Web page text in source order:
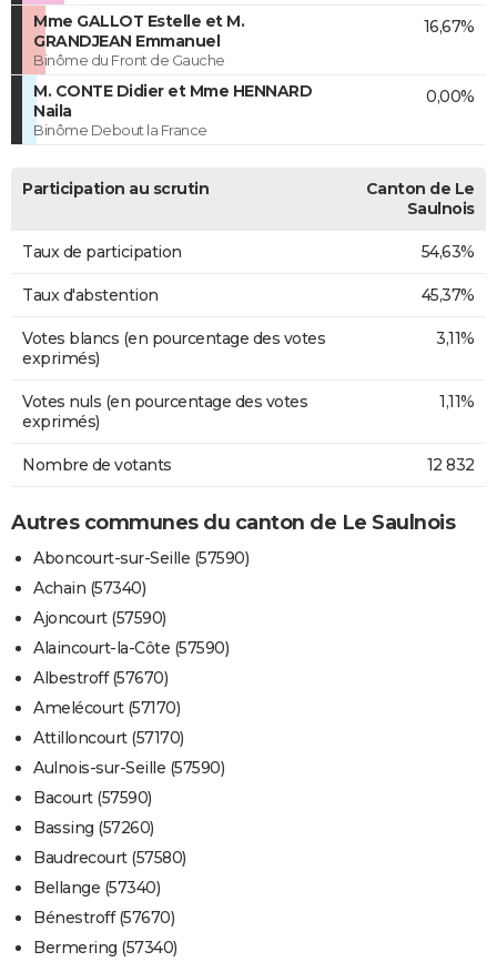
Mme GALLOT Estelle et M.
GRANDJEAN Emmanuel
Binôme du Front de Gauche
16,67%
M. CONTE Didier et Mme HENNARD
Naila
Binôme Debout la France
0,00%
Participation au scrutin
Canton de Le
Saulnois
Taux de participation 54,63%
Taux d'abstention 45,37%
Votes blancs (en pourcentage des votes
exprimés)
3,11%
Votes nuls (en pourcentage des votes
exprimés)
1,11%
Nombre de votants 12 832
Autres communes du canton de Le Saulnois
Aboncourt-sur-Seille (57590)
Achain (57340)
Ajoncourt (57590)
Alaincourt-la-Côte (57590)
Albestroff (57670)
Amelécourt (57170)
Attilloncourt (57170)
Aulnois-sur-Seille (57590)
Bacourt (57590)
Bassing (57260)
Baudrecourt (57580)
Bellange (57340)
Bénestroff (57670)
Bermering (57340)